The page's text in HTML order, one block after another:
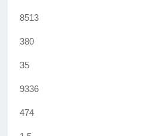
8513
380
35
9336
474